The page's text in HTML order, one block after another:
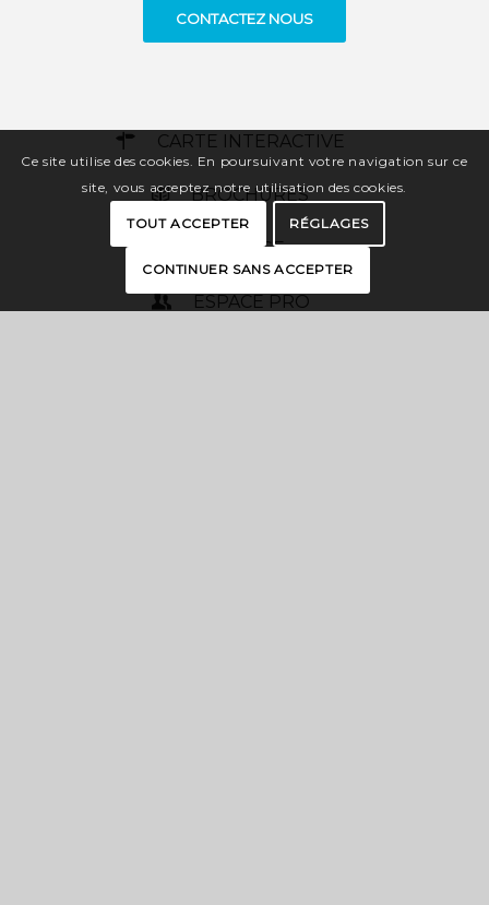
CONTACTEZ NOUS
CARTE INTERACTIVE
BROCHURES
PRESSE
ESPACE PRO
Ce site utilise des cookies. En poursuivant votre navigation sur ce
site, vous acceptez notre utilisation des cookies.
TOUT ACCEPTER RÉGLAGES
CONTINUER SANS ACCEPTER